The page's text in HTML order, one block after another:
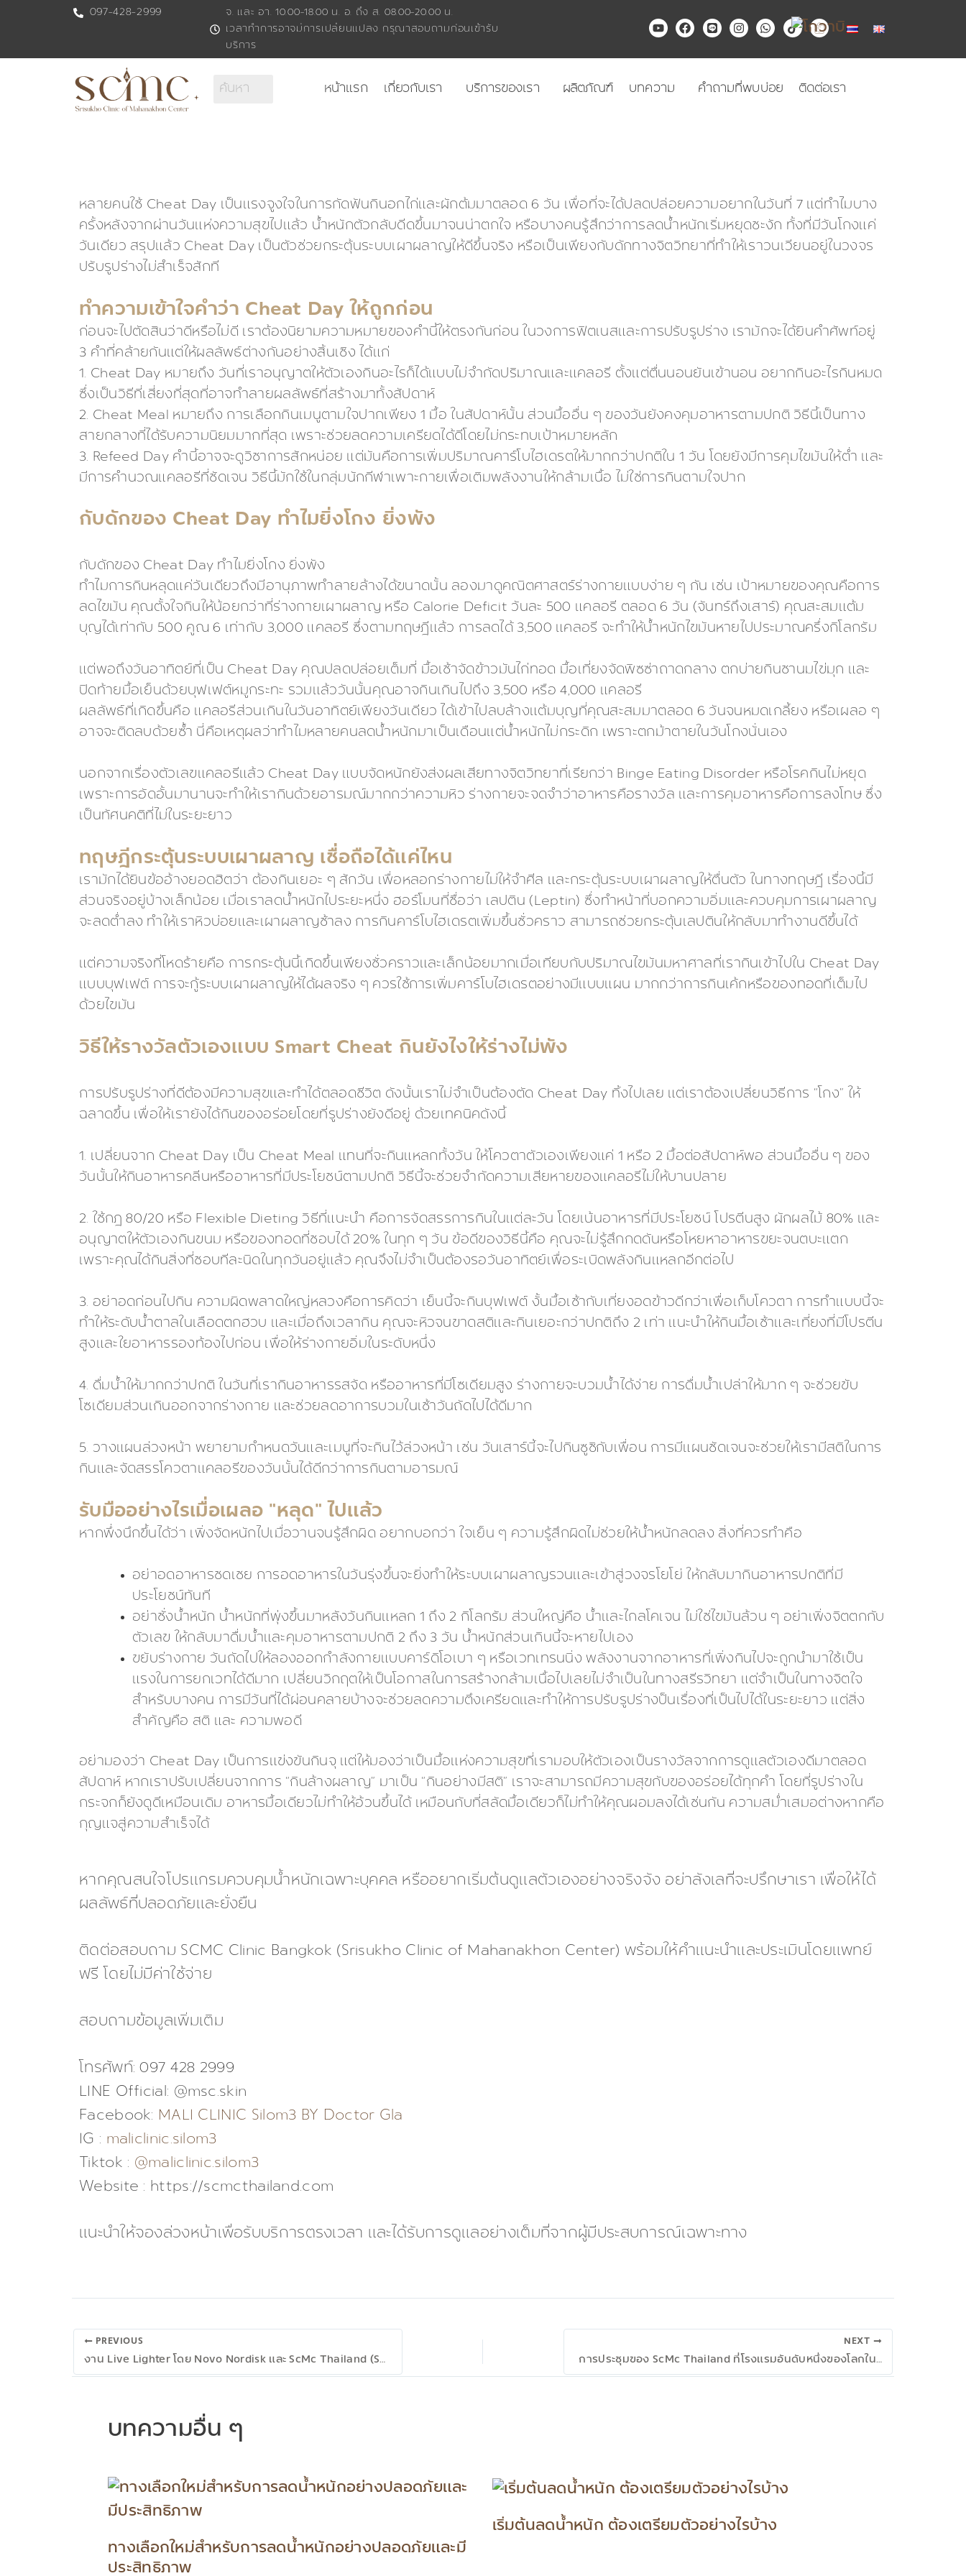
content
097-428-2999
จ. และ อา. 10.00-18.00 น. อ. ถึง ส. 08.00-20.00 น.
เวลาทำการอาจมีการเปลี่ยนแปลง กรุณาสอบถามก่อนเข้ารับ
บริการ
Y
o
t
e
F
a
e
L
i
e
I
n
t
g
r
W
h
t
a
p
T
i
t
หน้าแรก
เกี่ยวกับเรา บริการของเรา ผลิตภัณฑ์ บทความ คำถามที่พบบ่อย ติดต่อเรา
หลายคนใช้ Cheat Day เป็นแรงจูงใจในการกัดฟันกินอกไก่และผักต้มมาตลอด 6 วัน เพื่อที่จะได้ปลดปล่อยความอยากในวันที่ 7 แต่ทำไมบาง
ครั้งหลังจากผ่านวันแห่งความสุขไปแล้ว น้ำหนักตัวกลับดีดขึ้นมาจนน่าตกใจ หรือบางคนรู้สึกว่าการลดน้ำหนักเริ่มหยุดชะงัก ทั้งที่มีวันโกงแค่
วันเดียว สรุปแล้ว Cheat Day เป็นตัวช่วยกระตุ้นระบบเผาผลาญให้ดีขึ้นจริง หรือเป็นเพียงกับดักทางจิตวิทยาที่ทำให้เราวนเวียนอยู่ในวงจร
ปรับรูปร่างไม่สำเร็จสักที
ทำความเข้าใจคำว่า Cheat Day ให้ถูกก่อน
ก่อนจะไปตัดสินว่าดีหรือไม่ดี เราต้องนิยามความหมายของคำนี้ให้ตรงกันก่อน ในวงการฟิตเนสและการปรับรูปร่าง เรามักจะได้ยินคำศัพท์อยู่
3 คำที่คล้ายกันแต่ให้ผลลัพธ์ต่างกันอย่างสิ้นเชิง ได้แก่
1. Cheat Day หมายถึง วันที่เราอนุญาตให้ตัวเองกินอะไรก็ได้แบบไม่จำกัดปริมาณและแคลอรี ตั้งแต่ตื่นนอนยันเข้านอน อยากกินอะไรกินหมด
ซึ่งเป็นวิธีที่เสี่ยงที่สุดที่อาจทำลายผลลัพธ์ที่สร้างมาทั้งสัปดาห์
2. Cheat Meal หมายถึง การเลือกกินเมนูตามใจปากเพียง 1 มื้อ ในสัปดาห์นั้น ส่วนมื้ออื่น ๆ ของวันยังคงคุมอาหารตามปกติ วิธีนี้เป็นทาง
สายกลางที่ได้รับความนิยมมากที่สุด เพราะช่วยลดความเครียดได้ดีโดยไม่กระทบเป้าหมายหลัก
3. Refeed Day คำนี้อาจจะดูวิชาการสักหน่อย แต่มันคือการเพิ่มปริมาณคาร์โบไฮเดรตให้มากกว่าปกติใน 1 วัน โดยยังมีการคุมไขมันให้ต่ำ และ
มีการคำนวณแคลอรีที่ชัดเจน วิธีนี้มักใช้ในกลุ่มนักกีฬาเพาะกายเพื่อเติมพลังงานให้กล้ามเนื้อ ไม่ใช่การกินตามใจปาก
กับดักของ Cheat Day ทำไมยิ่งโกง ยิ่งพัง
กับดักของ Cheat Day ทำไมยิ่งโกง ยิ่งพัง
ทำไมการกินหลุดแค่วันเดียวถึงมีอานุภาพทำลายล้างได้ขนาดนั้น ลองมาดูคณิตศาสตร์ร่างกายแบบง่าย ๆ กัน เช่น เป้าหมายของคุณคือการ
ลดไขมัน คุณตั้งใจกินให้น้อยกว่าที่ร่างกายเผาผลาญ หรือ Calorie Deficit วันละ 500 แคลอรี ตลอด 6 วัน (จันทร์ถึงเสาร์) คุณสะสมแต้ม
บุญได้เท่ากับ 500 คูณ 6 เท่ากับ 3,000 แคลอรี ซึ่งตามทฤษฎีแล้ว การลดได้ 3,500 แคลอรี จะทำให้น้ำหนักไขมันหายไปประมาณครึ่งกิโลกรัม
แต่พอถึงวันอาทิตย์ที่เป็น Cheat Day คุณปลดปล่อยเต็มที่ มื้อเช้าจัดข้าวมันไก่ทอด มื้อเที่ยงจัดพิซซ่าถาดกลาง ตกบ่ายกินชานมไข่มุก และ
ปิดท้ายมื้อเย็นด้วยบุฟเฟต์หมูกระทะ รวมแล้ววันนั้นคุณอาจกินเกินไปถึง 3,500 หรือ 4,000 แคลอรี
ผลลัพธ์ที่เกิดขึ้นคือ แคลอรีส่วนเกินในวันอาทิตย์เพียงวันเดียว ได้เข้าไปลบล้างแต้มบุญที่คุณสะสมมาตลอด 6 วันจนหมดเกลี้ยง หรือเผลอ ๆ
อาจจะติดลบด้วยซ้ำ นี่คือเหตุผลว่าทำไมหลายคนลดน้ำหนักมาเป็นเดือนแต่น้ำหนักไม่กระดิก เพราะตกม้าตายในวันโกงนั่นเอง
นอกจากเรื่องตัวเลขแคลอรีแล้ว Cheat Day แบบจัดหนักยังส่งผลเสียทางจิตวิทยาที่เรียกว่า Binge Eating Disorder หรือโรคกินไม่หยุด
เพราะการอัดอั้นมานานจะทำให้เรากินด้วยอารมณ์มากกว่าความหิว ร่างกายจะจดจำว่าอาหารคือรางวัล และการคุมอาหารคือการลงโทษ ซึ่ง
เป็นทัศนคติที่ไม่ในระยะยาว
ทฤษฎีกระตุ้นระบบเผาผลาญ เชื่อถือได้แค่ไหน
เรามักได้ยินข้ออ้างยอดฮิตว่า ต้องกินเยอะ ๆ สักวัน เพื่อหลอกร่างกายไม่ให้จำศีล และกระตุ้นระบบเผาผลาญให้ตื่นตัว ในทางทฤษฎี เรื่องนี้มี
ส่วนจริงอยู่บ้างเล็กน้อย เมื่อเราลดน้ำหนักไประยะหนึ่ง ฮอร์โมนที่ชื่อว่า เลปติน (Leptin) ซึ่งทำหน้าที่บอกความอิ่มและควบคุมการเผาผลาญ
จะลดต่ำลง ทำให้เราหิวบ่อยและเผาผลาญช้าลง การกินคาร์โบไฮเดรตเพิ่มขึ้นชั่วคราว สามารถช่วยกระตุ้นเลปตินให้กลับมาทำงานดีขึ้นได้
แต่ความจริงที่โหดร้ายคือ การกระตุ้นนี้เกิดขึ้นเพียงชั่วคราวและเล็กน้อยมากเมื่อเทียบกับปริมาณไขมันมหาศาลที่เรากินเข้าไปใน Cheat Day
แบบบุฟเฟต์ การจะกู้ระบบเผาผลาญให้ได้ผลจริง ๆ ควรใช้การเพิ่มคาร์โบไฮเดรตอย่างมีแบบแผน มากกว่าการกินเค้กหรือของทอดที่เต็มไป
ด้วยไขมัน
วิธีให้รางวัลตัวเองแบบ Smart Cheat กินยังไงให้ร่างไม่พัง
การปรับรูปร่างที่ดีต้องมีความสุขและทำได้ตลอดชีวิต ดังนั้นเราไม่จำเป็นต้องตัด Cheat Day ทิ้งไปเลย แต่เราต้องเปลี่ยนวิธีการ “โกง” ให้
ฉลาดขึ้น เพื่อให้เรายังได้กินของอร่อยโดยที่รูปร่างยังดีอยู่ ด้วยเทคนิคดังนี้
1. เปลี่ยนจาก Cheat Day เป็น Cheat Meal แทนที่จะกินแหลกทั้งวัน ให้โควตาตัวเองเพียงแค่ 1 หรือ 2 มื้อต่อสัปดาห์พอ ส่วนมื้ออื่น ๆ ของ
วันนั้นให้กินอาหารคลีนหรืออาหารที่มีประโยชน์ตามปกติ วิธีนี้จะช่วยจำกัดความเสียหายของแคลอรีไม่ให้บานปลาย
2. ใช้กฎ 80/20 หรือ Flexible Dieting วิธีที่แนะนำ คือการจัดสรรการกินในแต่ละวัน โดยเน้นอาหารที่มีประโยชน์ โปรตีนสูง ผักผลไม้ 80% และ
อนุญาตให้ตัวเองกินขนม หรือของทอดที่ชอบได้ 20% ในทุก ๆ วัน ข้อดีของวิธีนี้คือ คุณจะไม่รู้สึกกดดันหรือโหยหาอาหารขยะจนตบะแตก
เพราะคุณได้กินสิ่งที่ชอบทีละนิดในทุกวันอยู่แล้ว คุณจึงไม่จำเป็นต้องรอวันอาทิตย์เพื่อระเบิดพลังกินแหลกอีกต่อไป
3. อย่าอดก่อนไปกิน ความผิดพลาดใหญ่หลวงคือการคิดว่า เย็นนี้จะกินบุฟเฟต์ งั้นมื้อเช้ากับเที่ยงอดข้าวดีกว่าเพื่อเก็บโควตา การทำแบบนี้จะ
ทำให้ระดับน้ำตาลในเลือดตกฮวบ และเมื่อถึงเวลากิน คุณจะหิวจนขาดสติและกินเยอะกว่าปกติถึง 2 เท่า แนะนำให้กินมื้อเช้าและเที่ยงที่มีโปรตีน
สูงและใยอาหารรองท้องไปก่อน เพื่อให้ร่างกายอิ่มในระดับหนึ่ง
4. ดื่มน้ำให้มากกว่าปกติ ในวันที่เรากินอาหารรสจัด หรืออาหารที่มีโซเดียมสูง ร่างกายจะบวมน้ำได้ง่าย การดื่มน้ำเปล่าให้มาก ๆ จะช่วยขับ
โซเดียมส่วนเกินออกจากร่างกาย และช่วยลดอาการบวมในเช้าวันถัดไปได้ดีมาก
5. วางแผนล่วงหน้า พยายามกำหนดวันและเมนูที่จะกินไว้ล่วงหน้า เช่น วันเสาร์นี้จะไปกินซูชิกับเพื่อน การมีแผนชัดเจนจะช่วยให้เรามีสติในการ
กินและจัดสรรโควตาแคลอรีของวันนั้นได้ดีกว่าการกินตามอารมณ์
รับมืออย่างไรเมื่อเผลอ "หลุด" ไปแล้ว
หากพึ่งนึกขึ้นได้ว่า เพิ่งจัดหนักไปเมื่อวานจนรู้สึกผิด อยากบอกว่า ใจเย็น ๆ ความรู้สึกผิดไม่ช่วยให้น้ำหนักลดลง สิ่งที่ควรทำคือ
อย่าอดอาหารชดเชย การอดอาหารในวันรุ่งขึ้นจะยิ่งทำให้ระบบเผาผลาญรวนและเข้าสู่วงจรโยโย่ ให้กลับมากินอาหารปกติที่มี
ประโยชน์ทันที
อย่าชั่งน้ำหนัก น้ำหนักที่พุ่งขึ้นมาหลังวันกินแหลก 1 ถึง 2 กิโลกรัม ส่วนใหญ่คือ น้ำและไกลโคเจน ไม่ใช่ไขมันล้วน ๆ อย่าเพิ่งจิตตกกับ
ตัวเลข ให้กลับมาดื่มน้ำและคุมอาหารตามปกติ 2 ถึง 3 วัน น้ำหนักส่วนเกินนี้จะหายไปเอง
ขยับร่างกาย วันถัดไปให้ลองออกกำลังกายแบบคาร์ดิโอเบา ๆ หรือเวทเทรนนิ่ง พลังงานจากอาหารที่เพิ่งกินไปจะถูกนำมาใช้เป็น
แรงในการยกเวทได้ดีมาก เปลี่ยนวิกฤตให้เป็นโอกาสในการสร้างกล้ามเนื้อไปเลยไม่จำเป็นในทางสรีรวิทยา แต่จำเป็นในทางจิตใจ
สำหรับบางคน การมีวันที่ได้ผ่อนคลายบ้างจะช่วยลดความตึงเครียดและทำให้การปรับรูปร่างป็นเรื่องที่เป็นไปได้ในระยะยาว แต่สิ่ง
สำคัญคือ สติ และ ความพอดี
อย่ามองว่า Cheat Day เป็นการแข่งขันกินจุ แต่ให้มองว่าเป็นมื้อแห่งความสุขที่เรามอบให้ตัวเองเป็นรางวัลจากการดูแลตัวเองดีมาตลอด
สัปดาห์ หากเราปรับเปลี่ยนจากการ “กินล้างผลาญ” มาเป็น “กินอย่างมีสติ” เราจะสามารถมีความสุขกับของอร่อยได้ทุกคำ โดยที่รูปร่างใน
กระจกก็ยังดูดีเหมือนเดิม อาหารมื้อเดียวไม่ทำให้อ้วนขึ้นได้ เหมือนกับที่สลัดมื้อเดียวก็ไม่ทำให้คุณผอมลงได้เช่นกัน ความสม่ำเสมอต่างหากคือ
กุญแจสู่ความสำเร็จได้
หากคุณสนใจโปรแกรมควบคุมน้ำหนักเฉพาะบุคคล หรืออยากเริ่มต้นดูแลตัวเองอย่างจริงจัง อย่าลังเลที่จะปรึกษาเรา เพื่อให้ได้
ผลลัพธ์ที่ปลอดภัยและยั่งยืน
ติดต่อสอบถาม SCMC Clinic Bangkok (Srisukho Clinic of Mahanakhon Center) พร้อมให้คำแนะนำและประเมินโดยแพทย์
ฟรี โดยไม่มีค่าใช้จ่าย
สอบถามข้อมูลเพิ่มเติม
โทรศัพท์: 097 428 2999
LINE Official: @msc.skin
Facebook: MALI CLINIC Silom3 BY Doctor Gla
IG : maliclinic.silom3
Tiktok : @maliclinic.silom3
Website : https://scmcthailand.com
แนะนำให้จองล่วงหน้าเพื่อรับบริการตรงเวลา และได้รับการดูแลอย่างเต็มที่จากผู้มีประสบการณ์เฉพาะทาง
PREVIOUS
งาน Live Lighter โดย Novo Nordisk และ ScMc Thailand (Srisukho group) วันที่ 26 มกราคม 2569
NEXT
การประชุมของ ScMc Thailand ที่โรงแรมอันดับหนึ่งของโลกในไทย แมนดาริน โอเรียนเตล
บทความอื่น ๆ
ทางเลือกใหม่สำหรับการลดน้ำหนักอย่างปลอดภัยและมี
ประสิทธิภาพ
เริ่มต้นลดน้ำหนัก ต้องเตรียมตัวอย่างไรบ้าง